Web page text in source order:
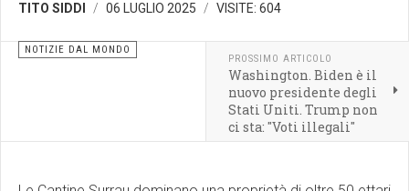
TITO SIDDI 06 LUGLIO 2025 VISITE: 604
NOTIZIE DAL MONDO
PROSSIMO ARTICOLO
Washington. Biden è il
nuovo presidente degli
Stati Uniti. Trump non
ci sta: "Voti illegali"